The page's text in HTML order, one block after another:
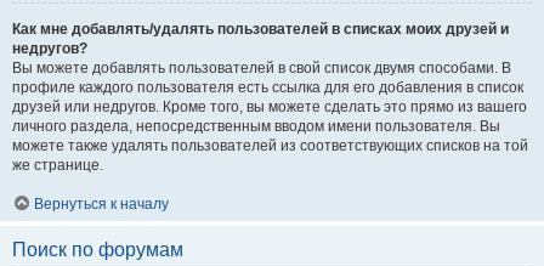
Как мне добавлять/удалять пользователей в списках моих друзей и
недругов?
Вы можете добавлять пользователей в свой список двумя способами. В
профиле каждого пользователя есть ссылка для его добавления в список
друзей или недругов. Кроме того, вы можете сделать это прямо из вашего
личного раздела, непосредственным вводом имени пользователя. Вы
можете также удалять пользователей из соответствующих списков на той
же странице.
Вернуться к началу
Поиск по форумам